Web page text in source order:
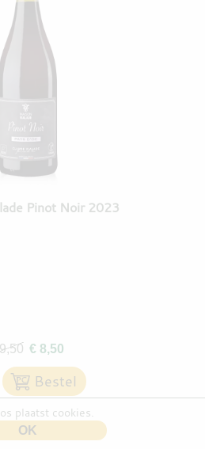
Pinot Noir 2023
€ 8,50
plaatst cookies.
OK